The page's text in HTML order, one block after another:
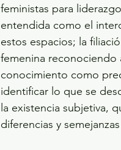
feministas para
entendida como el
estos espacios; la
femenina reconociendo
conocimiento como
identificar lo que se
la existencia subjetiva,
diferencias y